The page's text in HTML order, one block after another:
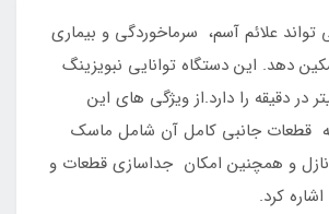
تواند علائم آسم، سرماخوردگی و بیماری‌
دهد. این دستگاه توانایی نبویزینگ
میلی‌لیتر در دقیقه را دارد.از ویژگی‌ های این
قطعات جانبی کامل آن شامل ماسک
نازل و همچنین امکان جداسازی قطعات و
کرد.